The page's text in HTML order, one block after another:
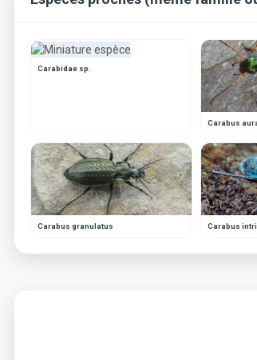
Carabidae sp.
Carabus
Carabus granulatus Carabus